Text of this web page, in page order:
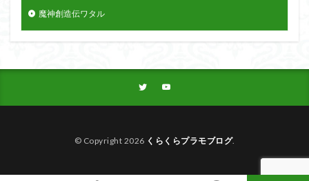
魔神創造伝ワタル
© Copyright 2026 くらくらプラモブログ.